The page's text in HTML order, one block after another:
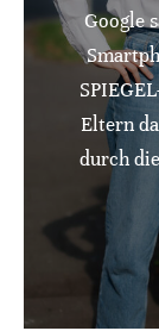
Google
Eltern
durch